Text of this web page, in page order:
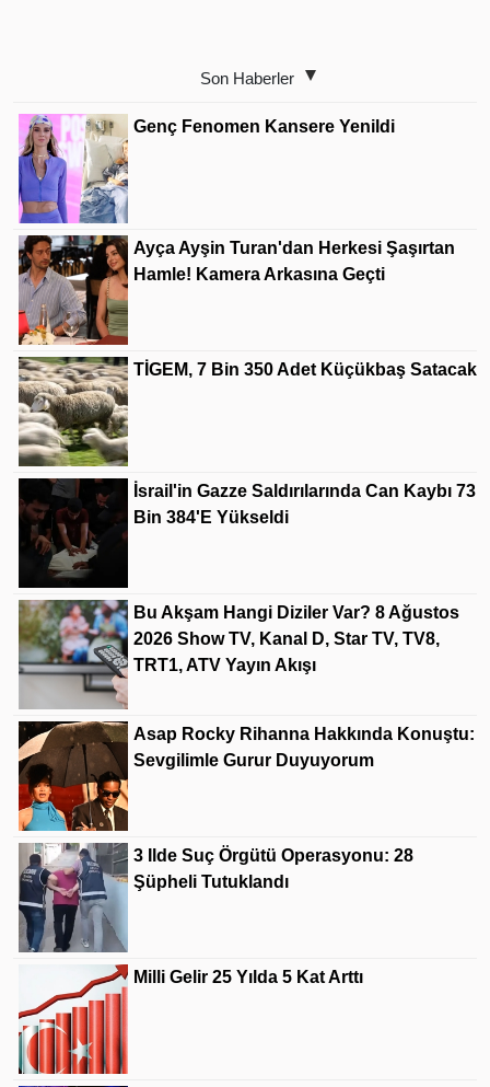
Son Haberler
Genç Fenomen Kansere Yenildi
Ayça Ayşin Turan'dan Herkesi Şaşırtan
Hamle! Kamera Arkasına Geçti
TİGEM, 7 Bin 350 Adet Küçükbaş Satacak
İsrail'in Gazze Saldırılarında Can Kaybı 73
Bin 384'e Yükseldi
Bu Akşam Hangi Diziler Var? 8 Ağustos
2026 Show TV, Kanal D, Star TV, TV8,
TRT1, ATV Yayın Akışı
Asap Rocky Rihanna Hakkında Konuştu:
Sevgilimle Gurur Duyuyorum
3 Ilde Suç Örgütü Operasyonu: 28
Şüpheli Tutuklandı
Milli Gelir 25 Yılda 5 Kat Arttı